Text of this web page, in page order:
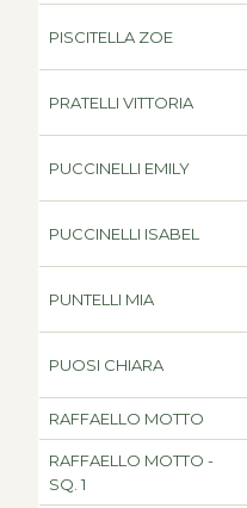
PISCITELLA ZOE
PRATELLI VITTORIA
PUCCINELLI EMILY
PUCCINELLI ISABEL
PUNTELLI MIA
PUOSI CHIARA
RAFFAELLO MOTTO
RAFFAELLO MOTTO -
SQ. 1